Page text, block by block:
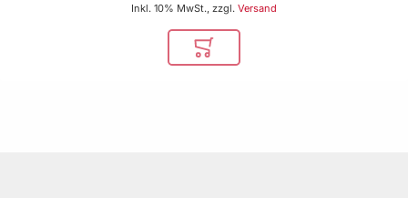
Inkl. 10% MwSt., zzgl. Versand
In den Warenkorb